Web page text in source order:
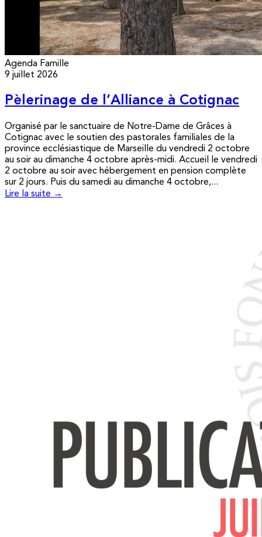
Agenda Famille
9 juillet 2026
Pèlerinage de l’Alliance à Cotignac
Organisé par le sanctuaire de Notre-Dame de Grâces à
Cotignac avec le soutien des pastorales familiales de la
province ecclésiastique de Marseille du vendredi 2 octobre
au soir au dimanche 4 octobre après-midi. Accueil le vendredi
2 octobre au soir avec hébergement en pension complète
sur 2 jours. Puis du samedi au dimanche 4 octobre,...
Lire la suite →